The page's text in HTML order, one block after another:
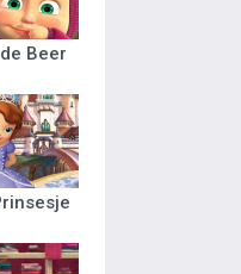
Beer